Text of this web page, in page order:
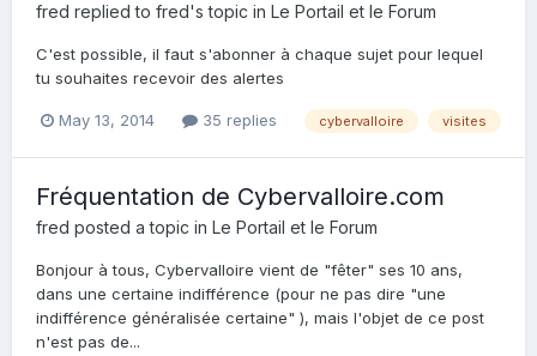
fred replied to fred's topic in Le Portail et le Forum
C'est possible, il faut s'abonner à chaque sujet pour lequel
tu souhaites recevoir des alertes
May 13, 2014 35 replies cybervalloire visites
Fréquentation de Cybervalloire.com
fred posted a topic in Le Portail et le Forum
Bonjour à tous, Cybervalloire vient de "fêter" ses 10 ans,
dans une certaine indifférence (pour ne pas dire "une
indifférence généralisée certaine" ), mais l'objet de ce post
n'est pas de...